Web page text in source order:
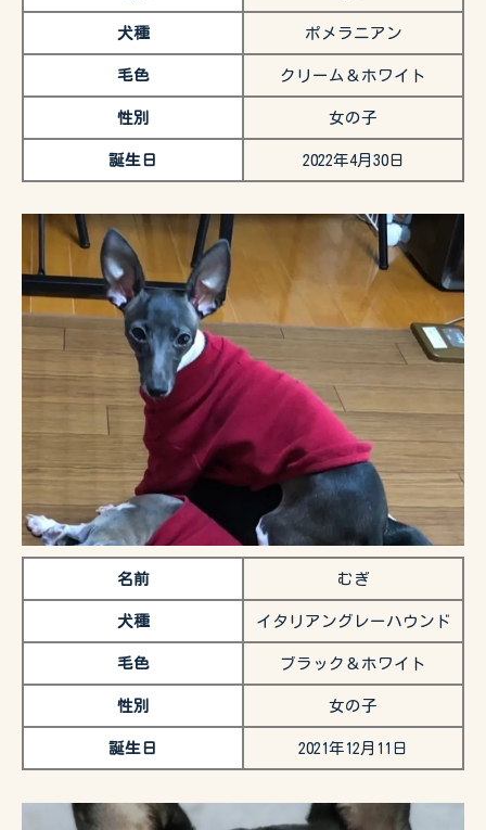
犬種 ポメラニアン
毛色 クリーム＆ホワイト
性別 女の子
誕生日 2022年4月30日
名前 むぎ
犬種 イタリアングレーハウンド
毛色 ブラック＆ホワイト
性別 女の子
誕生日 2021年12月11日